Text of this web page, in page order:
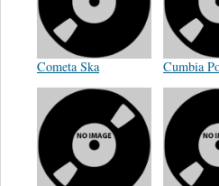
Cometa Ska Cumbia